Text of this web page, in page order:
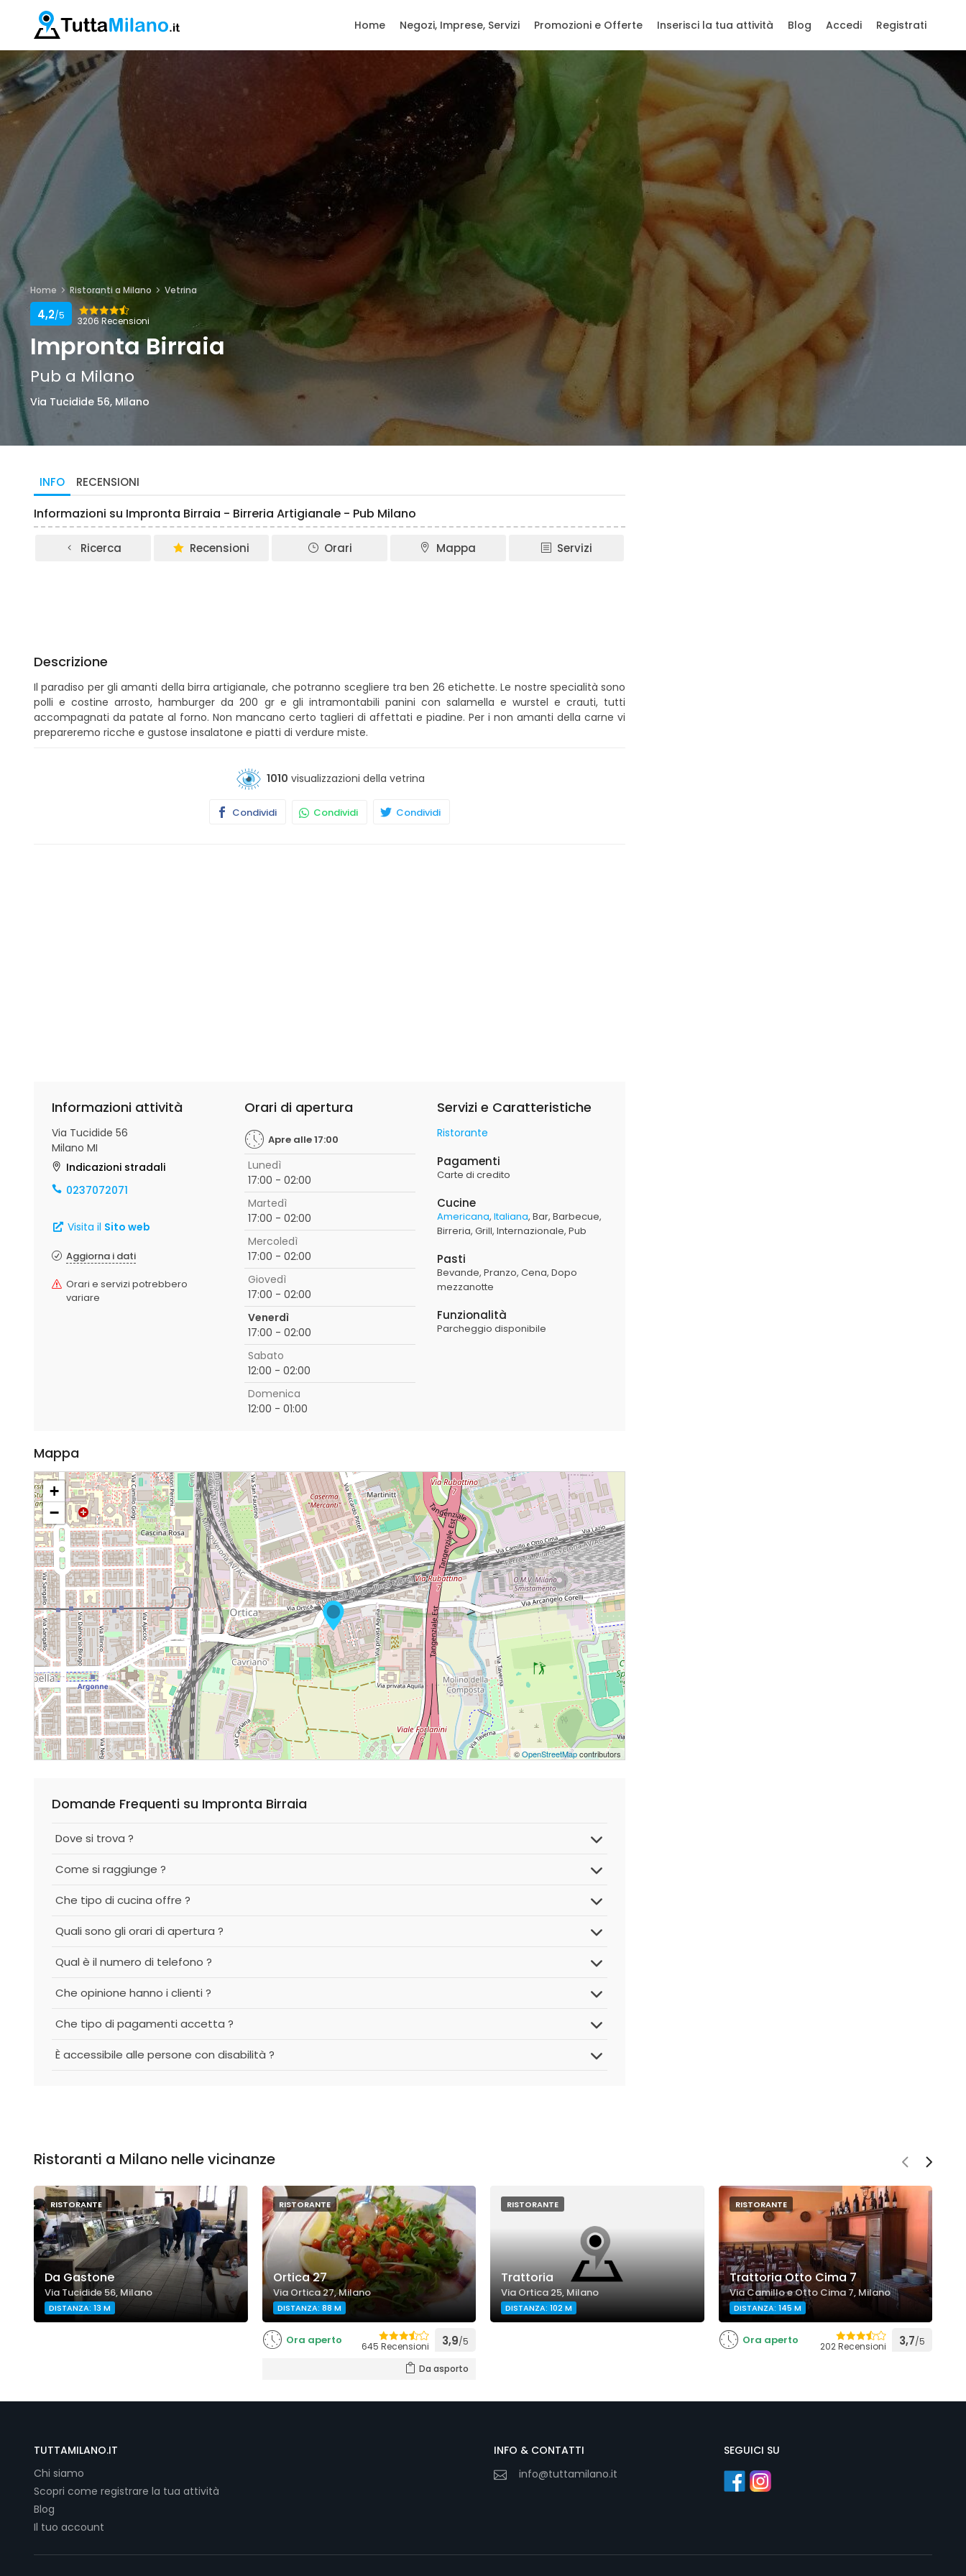
Home Negozi, Imprese, Servizi Promozioni e Offerte Inserisci la tua attività Blog Accedi Registrati
Home Ristoranti a Milano Vetrina
3206 Recensioni
4,2/5
Impronta Birraia
Pub a Milano
Via Tucidide 56, Milano
INFO RECENSIONI
Informazioni su Impronta Birraia - Birreria Artigianale - Pub Milano
Ricerca Recensioni Orari Mappa Servizi
Descrizione
Il paradiso per gli amanti della birra artigianale, che potranno scegliere tra ben 26 etichette. Le nostre specialità sono
polli e costine arrosto, hamburger da 200 gr e gli intramontabili panini con salamella e wurstel e crauti, tutti
accompagnati da patate al forno. Non mancano certo taglieri di affettati e piadine. Per i non amanti della carne vi
prepareremo ricche e gustose insalatone e piatti di verdure miste.
1010 visualizzazioni della vetrina
Condividi Condividi Condividi
Informazioni attività
Via Tucidide 56
Milano MI
Indicazioni stradali
0237072071
Visita il Sito web
Aggiorna i dati
Orari e servizi potrebbero
variare
Orari di apertura
Apre alle 17:00
Lunedì
17:00 - 02:00
Martedì
17:00 - 02:00
Mercoledì
17:00 - 02:00
Giovedì
17:00 - 02:00
Venerdì
17:00 - 02:00
Sabato
12:00 - 02:00
Domenica
12:00 - 01:00
Servizi e Caratteristiche
Ristorante
Pagamenti
Carte di credito
Cucine
Americana Italiana Bar Barbecue
Birreria Grill Internazionale Pub
Pasti
Bevande Pranzo Cena Dopo
mezzanotte
Funzionalità
Parcheggio disponibile
Mappa
+
−
©OpenStreetMapcontributors
Domande Frequenti su Impronta Birraia
Dove si trova ?
Come si raggiunge ?
Che tipo di cucina offre ?
Quali sono gli orari di apertura ?
Qual è il numero di telefono ?
Che opinione hanno i clienti ?
Che tipo di pagamenti accetta ?
È accessibile alle persone con disabilità ?
Ristoranti a Milano nelle vicinanze
RISTORANTE
Da Gastone
Via Tucidide 56, Milano
DISTANZA: 13 M
RISTORANTE
Ortica 27
Via Ortica 27, Milano
DISTANZA: 88 M
Ora aperto 645 Recensioni 3,9/5
Da asporto
RISTORANTE
Trattoria
Via Ortica 25, Milano
DISTANZA: 102 M
RISTORANTE
Trattoria Otto Cima 7
Via Camillo e Otto Cima 7, Milano
DISTANZA: 145 M
Ora aperto 202 Recensioni 3,7/5
TUTTAMILANO.IT
Chi siamo
Scopri come registrare la tua attività
Blog
Il tuo account
INFO & CONTATTI
info@tuttamilano.it
SEGUICI SU